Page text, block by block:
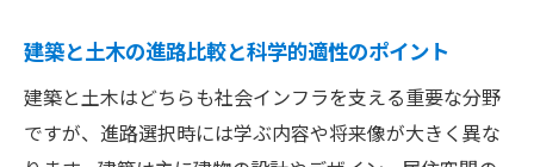
建築と土木の進路比較と科学的適性のポイント
建築と土木はどちらも社会インフラを支える重要な分野
ですが、進路選択時には学ぶ内容や将来像が大きく異な